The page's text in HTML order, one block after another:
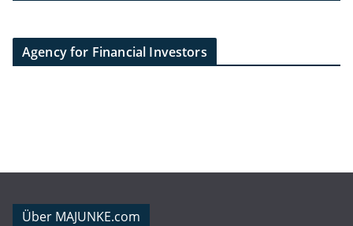
Agency for Financial Investors
Über MAJUNKE.com